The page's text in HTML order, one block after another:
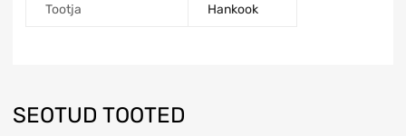
Tootja Hankook
SEOTUD TOOTED